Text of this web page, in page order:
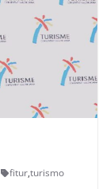
fitur,turismo